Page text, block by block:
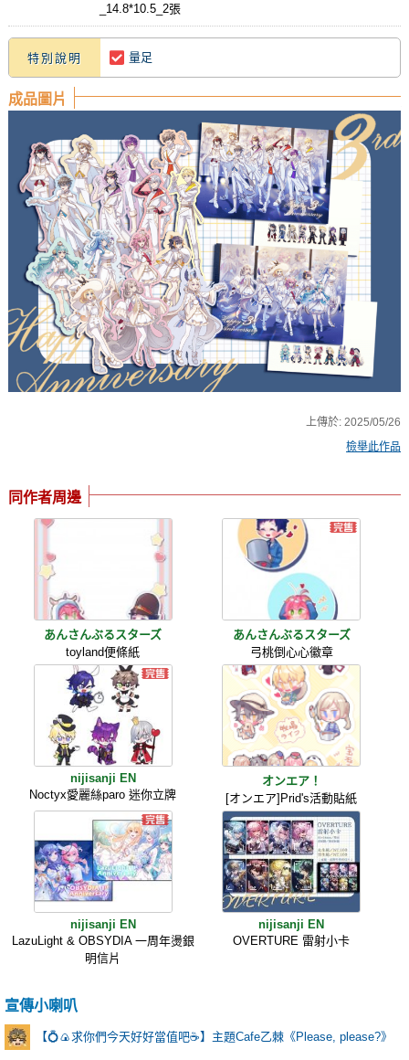
_14.8*10.5_2張
特別說明 量足
成品圖片
上傳於:2025/05/26
檢舉此作品
同作者周邊
あんさんぶるスターズ
toyland便條紙
あんさんぶるスターズ
弓桃倒心心徽章
nijisanji EN
Noctyx愛麗絲paro 迷你立牌
オンエア！
[オンエア]Prid's活動貼紙
nijisanji EN
LazuLight & OBSYDIA 一周年燙銀
明信片
nijisanji EN
OVERTURE 雷射小卡
宣傳小喇叭
【💍🍙求你們今天好好當值吧☕️】主題Cafe乙棘《Please, please?》